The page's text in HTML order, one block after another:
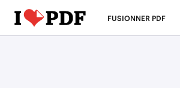
FUSIONNER PDF